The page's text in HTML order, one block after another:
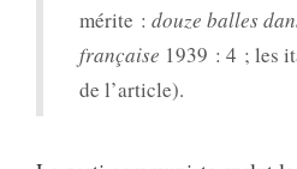
mérite : douze balles
française 1939 : 4 ; les
de l’article).